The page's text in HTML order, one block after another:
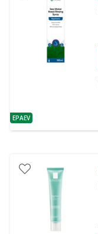
nõuanne
EPAEV